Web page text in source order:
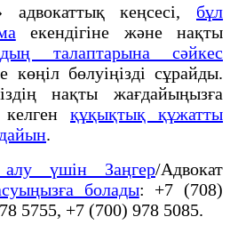
адвокаттық кеңсесі, бұл
екендігіне және нақты
талаптарына сәйкес
көңіл бөлуіңізді сұрайды.
нақты жағдайыңызға
келгенқұқықтық құжатты
.
үшін Заңгер/Адвокат
болады: +7 (708)
5755, +7 (700) 978 5085.